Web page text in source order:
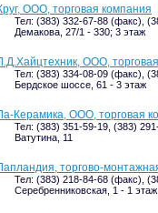
ООО, торговая компания
Тел: (383) 332-67-88 (факс),
Демакова, 27/1 - 330; 3 этаж
ООО,
Тел: (383) 334-08-09 (факс),
Бердское шоссе, 61 - 3 этаж
Керамика, ООО, торговая
Тел: (383) 351-59-19, (383)
Ватутина, 11
торгово-
Тел: (383) 218-84-68 (факс),
Серебренниковская, 1 - 1 этаж